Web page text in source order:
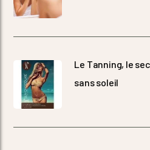
Le Tanning, le
sans soleil